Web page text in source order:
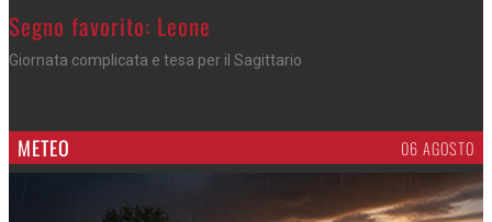
>
Segno favorito: Leone
Giornata complicata e tesa per il Sagittario
METEO 06 AGOSTO